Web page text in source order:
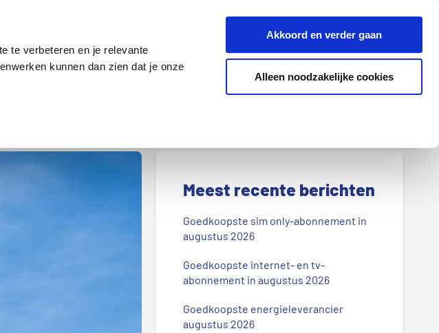
te verbeteren en je relevante
kunnen dan zien dat je onze
Akkoord en verder gaan
Alleen noodzakelijke cookies
Z
e
k
d
n
b
o
g
.
.
P
Meest recente berichten
Goedkoopste sim only-abonnement in
augustus 2026
Goedkoopste internet- en tv-
abonnement in augustus 2026
Goedkoopste energieleverancier
augustus 2026